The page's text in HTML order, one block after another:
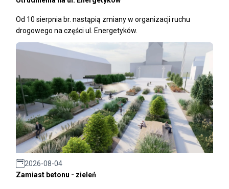
Od 10 sierpnia br. nastąpią zmiany w organizacji ruchu
drogowego na części ul. Energetyków.
2026-08-04
Zamiast betonu - zieleń